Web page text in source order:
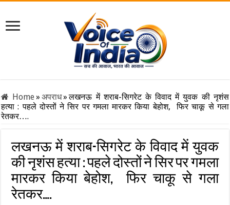
Home» अपराध» लखनऊ में शराब-सिगरेट के विवाद में युवक की नृशंस
हत्या : पहले दोस्तों ने सिर पर गमला मारकर किया बेहोश, फिर चाकू से गला
रेतकर….
लखनऊ में शराब-सिगरेट के विवाद में युवक
की नृशंस हत्या : पहले दोस्तों ने सिर पर गमला
मारकर किया बेहोश, फिर चाकू से गला
रेतकर….